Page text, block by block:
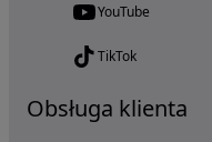
YouTube
TikTok
Obsługa klienta